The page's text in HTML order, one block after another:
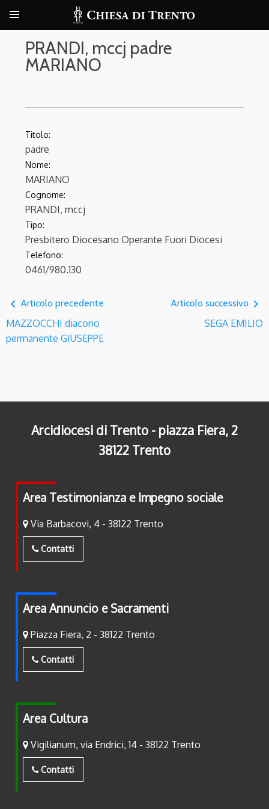
PRANDI, mccj padre
MARIANO
Titolo:
padre
Nome:
MARIANO
Cognome:
PRANDI, mccj
Tipo:
Presbitero Diocesano Operante Fuori Diocesi
Telefono:
0461/980.130
navigate_before Articolo precedente
MAZZOCCHI diacono
permanente GIUSEPPE
Articolo successivo navigate_next
SEGA EMILIO
Arcidiocesi di Trento - piazza Fiera, 2
38122 Trento
Area Testimonianza e Impegno sociale
Via Barbacovi, 4 - 38122 Trento
Contatti
Area Annuncio e Sacramenti
Piazza Fiera, 2 - 38122 Trento
Contatti
Area Cultura
Vigilianum, via Endrici, 14 - 38122 Trento
Contatti